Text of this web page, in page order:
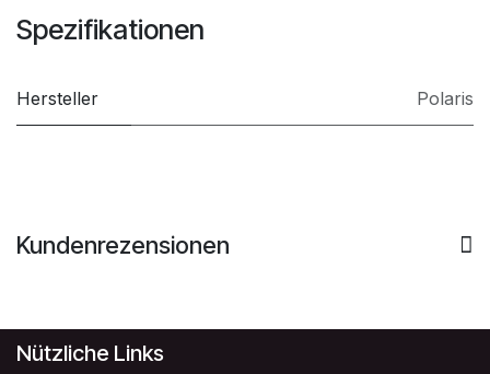
Spezifikationen
Hersteller Polaris
Kundenrezensionen
Nützliche Links